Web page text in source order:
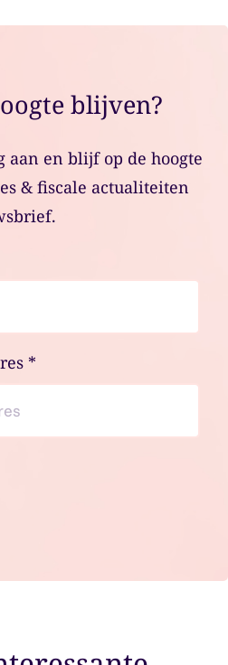
blijven?
aan en blijf op de hoogte
& fiscale actualiteiten
*